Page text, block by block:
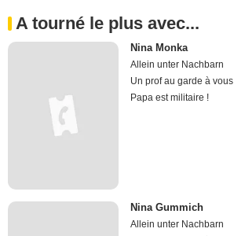
A tourné le plus avec...
Nina Monka
Allein unter Nachbarn
Un prof au garde à vous
Papa est militaire !
Nina Gummich
Allein unter Nachbarn